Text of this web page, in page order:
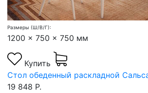
Размеры (Ш/В/Г):
1200 x 750 x 750 мм
Купить
Стол обеденный раскладной
19 848 Р.